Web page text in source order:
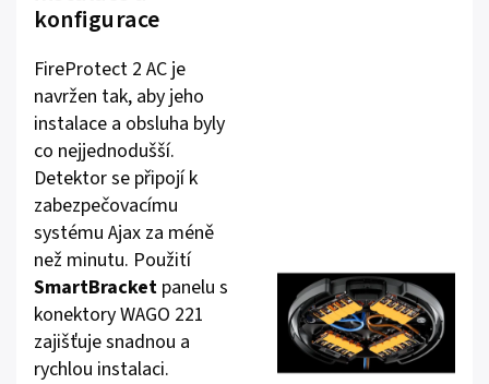
konfigurace
FireProtect 2 AC je
navržen tak, aby jeho
instalace a obsluha byly
co nejjednodušší.
Detektor se připojí k
zabezpečovacímu
systému Ajax za méně
než minutu. Použití
SmartBracket panelu s
konektory WAGO 221
zajišťuje snadnou a
rychlou instalaci.